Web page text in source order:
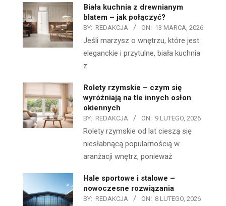
Biała kuchnia z drewnianym
blatem – jak połączyć?
BY: REDAKCJA ON: 13 MARCA, 2026
Jeśli marzysz o wnętrzu, które jest
eleganckie i przytulne, biała kuchnia
z
Rolety rzymskie – czym się
wyróżniają na tle innych osłon
okiennych
BY: REDAKCJA ON: 9 LUTEGO, 2026
Rolety rzymskie od lat cieszą się
niesłabnącą popularnością w
aranżacji wnętrz, ponieważ
Hale sportowe i stalowe –
nowoczesne rozwiązania
BY: REDAKCJA ON: 8 LUTEGO, 2026